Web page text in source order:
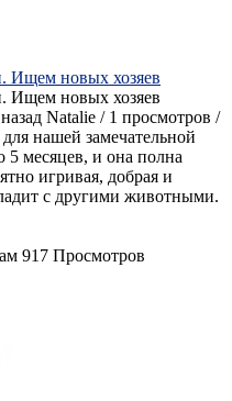
Ищем новых хозяев
Ищем новых хозяев
Natalie / 1 просмотров /
нашей замечательной
5 месяцев, и она полна
игривая, добрая и
с другими животными.
917 Просмотров